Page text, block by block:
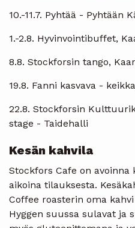
10.-11.7. Pyhtää - Pyhtään
1.-2.8. Hyvinvointibuffet,
8.8. Stockforsin tango,
19.8. Fanni kasvava -
22.8. Stockforsin
stage - Taidehalli
Kesän kahvila
Stockfors Cafe on avoinna
aikoina tilauksesta.
Coffee roasterin oma
Hyggen suussa sulavat ja